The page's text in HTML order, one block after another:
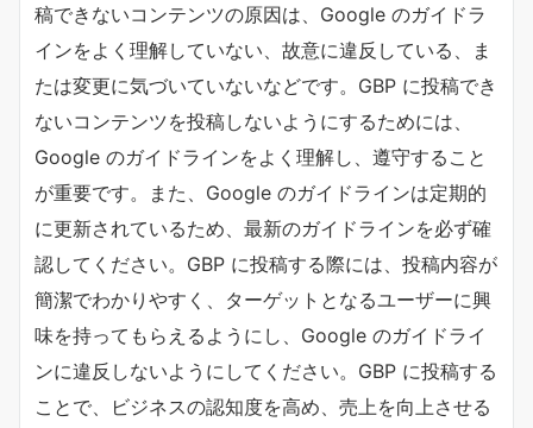
稿できないコンテンツの原因は、Google のガイドラ
インをよく理解していない、故意に違反している、ま
たは変更に気づいていないなどです。GBP に投稿でき
ないコンテンツを投稿しないようにするためには、
Google のガイドラインをよく理解し、遵守すること
が重要です。また、Google のガイドラインは定期的
に更新されているため、最新のガイドラインを必ず確
認してください。GBP に投稿する際には、投稿内容が
簡潔でわかりやすく、ターゲットとなるユーザーに興
味を持ってもらえるようにし、Google のガイドライ
ンに違反しないようにしてください。GBP に投稿する
ことで、ビジネスの認知度を高め、売上を向上させる